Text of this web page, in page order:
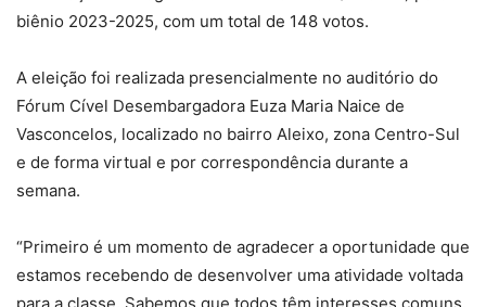
biênio 2023-2025, com um total de 148 votos.
A eleição foi realizada presencialmente no auditório do
Fórum Cível Desembargadora Euza Maria Naice de
Vasconcelos, localizado no bairro Aleixo, zona Centro-Sul
e de forma virtual e por correspondência durante a
semana.
“Primeiro é um momento de agradecer a oportunidade que
estamos recebendo de desenvolver uma atividade voltada